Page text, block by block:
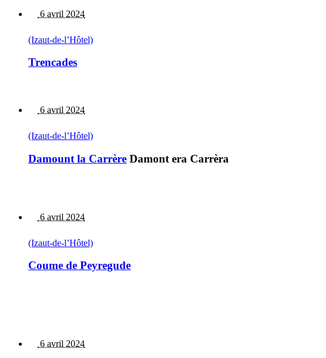
6 avril 2024
(Izaut-de-l’Hôtel)
Trencades
6 avril 2024
(Izaut-de-l’Hôtel)
Damount la Carrère Damont era Carrèra
6 avril 2024
(Izaut-de-l’Hôtel)
Coume de Peyregude
6 avril 2024